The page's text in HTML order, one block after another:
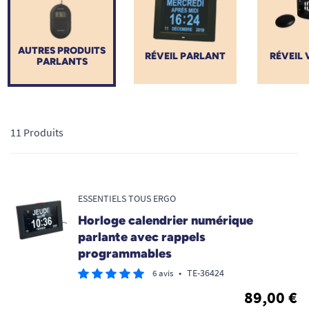
RÉVEIL PARLANT RÉVEIL
AUTRES PRODUITS
PARLANTS
11 Produits
ESSENTIELS TOUS ERGO
Horloge calendrier numérique
parlante avec rappels
programmables
6 avis • TE-36424
89,00 €